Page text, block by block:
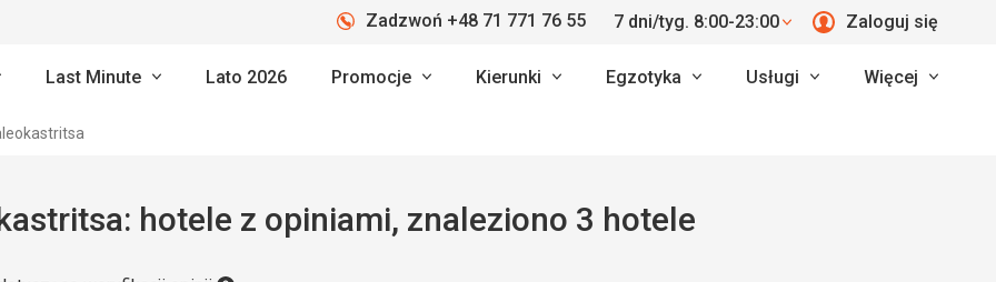
Zadzwoń +48 71 771 76 55 7 dni/tyg. 8:00-23:00 Zaloguj się
Last Minute Lato 2026 Promocje Kierunki Egzotyka Usługi Więcej
hotele z opiniami, znaleziono 3 hotele